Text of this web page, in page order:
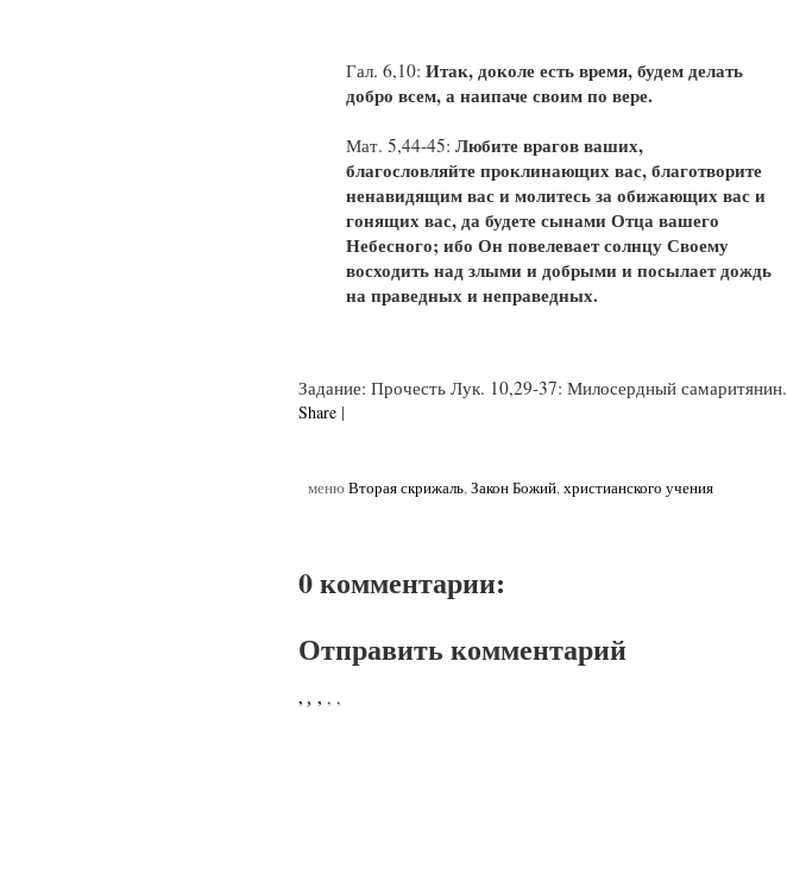
Гал. 6,10: Итак, доколе есть время, будем делать
добро всем, а наипаче своим по вере.
Мат. 5,44-45: Любите врагов ваших,
благословляйте проклинающих вас, благотворите
ненавидящим вас и молитесь за обижающих вас и
гонящих вас, да будете сынами Отца вашего
Небесного; ибо Он повелевает солнцу Своему
восходить над злыми и добрыми и посылает дождь
на праведных и неправедных.
Задание: Прочесть Лук. 10,29-37: Милосердный самаритянин.
Share |
меню Вторая скрижаль,Закон Божий,христианского учения
0 комментарии:
Отправить комментарий
, , , , ,